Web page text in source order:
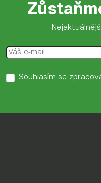
Souhlasím se